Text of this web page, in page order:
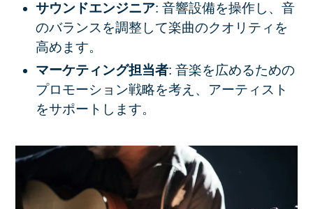
サウンドエンジニア: 音響設備を操作し、音
のバランスを調整して楽曲のクオリティを
高めます。
マーケティング担当者: 音楽を広めるための
プロモーション戦略を考え、アーティスト
をサポートします。